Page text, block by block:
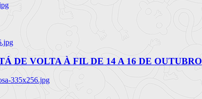
DE VOLTA À FIL DE 14 A 16 DE OUTUBRO
335x256.jpg